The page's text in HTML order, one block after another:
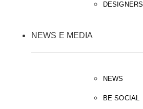
DESIGNERS
NEWS E MEDIA
NEWS
BE SOCIAL